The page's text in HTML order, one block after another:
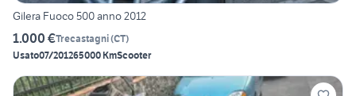
Gilera Fuoco 500 anno 2012
1.000 €Trecastagni(CT)
Usato07/201265000 KmScooter